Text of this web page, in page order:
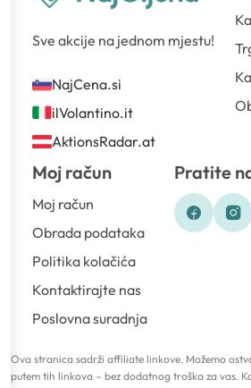
Sve akcije na jednom mjestu!
NajCena.si
ilVolantino.it
AktionsRadar.at
Moj račun
Moj račun
Obrada podataka
Politika kolačića
Kontaktirajte nas
Poslovna suradnja
Pratite
Ova stranica sadrži affiliate linkove. Možemo
putem tih linkova – bez dodatnog troška za vas.